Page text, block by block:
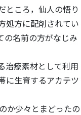
ところ，仙人の悟り
処方に配剤されてい
の名前の方がなじみ
治療素材として利用
に生育するアカテツ
か少々とまどったの